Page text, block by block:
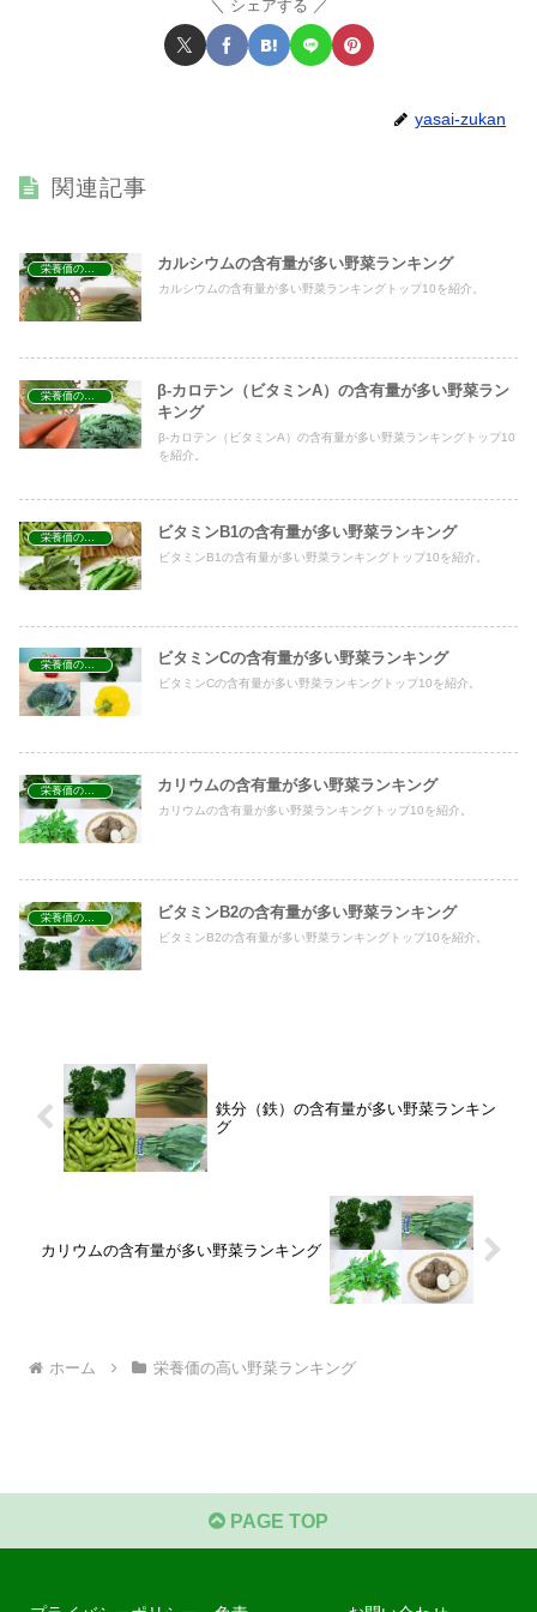
シェアする
yasai-zukan
関連記事
栄養価の高い野菜ランキング カルシウムの含有量が多い野菜ランキング
カルシウムの含有量が多い野菜ランキングトップ10を紹介。
β-カロテン（ビタミンA）の含有量が多い野菜ラン
キング
β-カロテン（ビタミンA）の含有量が多い野菜ランキングトップ10
を紹介。
ビタミンB1の含有量が多い野菜ランキング
ビタミンB1の含有量が多い野菜ランキングトップ10を紹介。
ビタミンCの含有量が多い野菜ランキング
ビタミンCの含有量が多い野菜ランキングトップ10を紹介。
栄養価の高い野菜ランキング カリウムの含有量が多い野菜ランキング
カリウムの含有量が多い野菜ランキングトップ10を紹介。
ビタミンB2の含有量が多い野菜ランキング
ビタミンB2の含有量が多い野菜ランキングトップ10を紹介。
鉄分（鉄）の含有量が多い野菜ランキン
グ
カリウムの含有量が多い野菜ランキング
ホーム 栄養価の高い野菜ランキング
PAGE TOP